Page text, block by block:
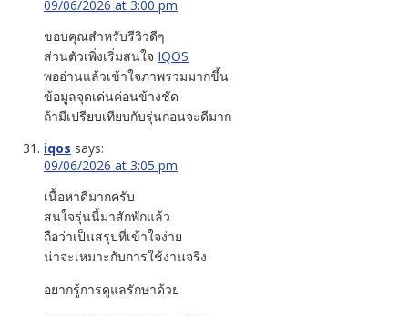
09/06/2026 at 3:00 pm
ขอบคุณสำหรับรีวิวดีๆ
ส่วนตัวเพิ่งเริ่มสนใจ IQOS
พออ่านแล้วเข้าใจภาพรวมมากขึ้น
ข้อมูลจุดเด่นค่อนข้างชัด
ถ้ามีเปรียบเทียบกับรุ่นก่อนจะดีมาก
iqos says:
09/06/2026 at 3:05 pm
เนื้อหาดีมากครับ
สนใจรุ่นนี้มาสักพักแล้ว
ถือว่าเป็นสรุปที่เข้าใจง่าย
น่าจะเหมาะกับการใช้งานจริง
อยากรู้การดูแลรักษาด้วย